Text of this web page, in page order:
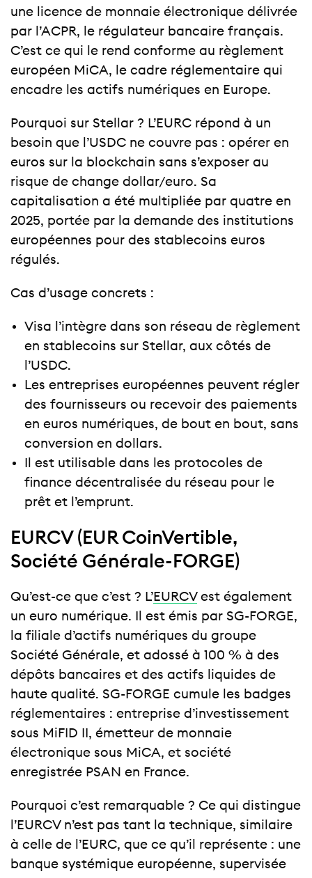
une licence de monnaie électronique délivrée
par l’ACPR, le régulateur bancaire français.
C’est ce qui le rend conforme au règlement
européen MiCA, le cadre réglementaire qui
encadre les actifs numériques en Europe.
Pourquoi sur Stellar ? L’EURC répond à un
besoin que l’USDC ne couvre pas : opérer en
euros sur la blockchain sans s’exposer au
risque de change dollar/euro. Sa
capitalisation a été multipliée par quatre en
2025, portée par la demande des institutions
européennes pour des stablecoins euros
régulés.
Cas d’usage concrets :
Visa l’intègre dans son réseau de règlement
en stablecoins sur Stellar, aux côtés de
l’USDC.
Les entreprises européennes peuvent régler
des fournisseurs ou recevoir des paiements
en euros numériques, de bout en bout, sans
conversion en dollars.
Il est utilisable dans les protocoles de
finance décentralisée du réseau pour le
prêt et l’emprunt.
EURCV (EUR CoinVertible,
Société Générale-FORGE)
Qu’est-ce que c’est ? L’EURCVest également
un euro numérique. Il est émis par SG-FORGE,
la filiale d’actifs numériques du groupe
Société Générale, et adossé à 100 % à des
dépôts bancaires et des actifs liquides de
haute qualité. SG-FORGE cumule les badges
réglementaires : entreprise d’investissement
sous MiFID II, émetteur de monnaie
électronique sous MiCA, et société
enregistrée PSAN en France.
Pourquoi c’est remarquable ? Ce qui distingue
l’EURCV n’est pas tant la technique, similaire
à celle de l’EURC, que ce qu’il représente : une
banque systémique européenne, supervisée